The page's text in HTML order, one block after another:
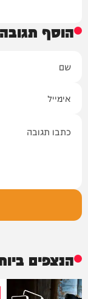
הוסף
הנצפים